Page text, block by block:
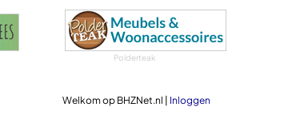
Polderteak
Welkom op BHZNet.nl | Inloggen